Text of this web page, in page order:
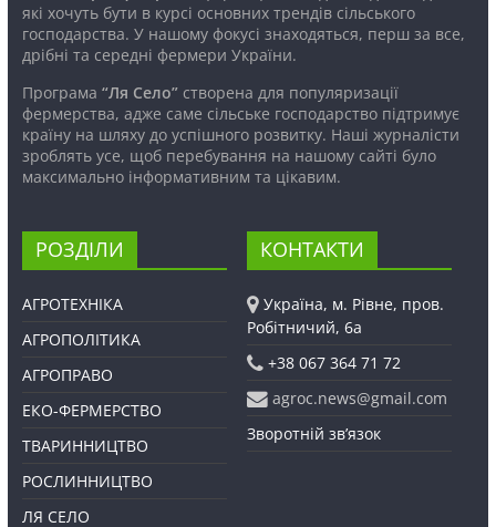
які хочуть бути в курсі основних трендів сільського
господарства. У нашому фокусі знаходяться, перш за все,
дрібні та середні фермери України.
Програма “Ля Село”створена для популяризації
фермерства, адже саме сільське господарство підтримує
країну на шляху до успішного розвитку. Наші журналісти
зроблять усе, щоб перебування на нашому сайті було
максимально інформативним та цікавим.
РОЗДІЛИ
АГРОТЕХНІКА
АГРОПОЛІТИКА
АГРОПРАВО
ЕКО-ФЕРМЕРСТВО
ТВАРИННИЦТВО
РОСЛИННИЦТВО
ЛЯ СЕЛО
КОНТАКТИ
Україна, м. Рівне, пров.
Робітничий, 6а
+38 067 364 71 72
agroc.news@gmail.com
Зворотній зв’язок